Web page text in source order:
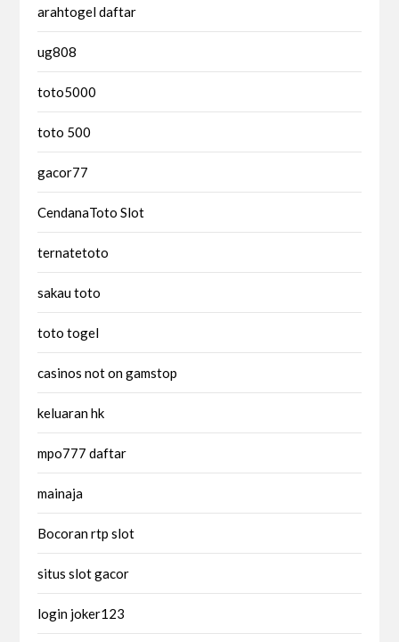
arahtogel daftar
ug808
toto5000
toto 500
gacor77
CendanaToto Slot
ternatetoto
sakau toto
toto togel
casinos not on gamstop
keluaran hk
mpo777 daftar
mainaja
Bocoran rtp slot
situs slot gacor
login joker123